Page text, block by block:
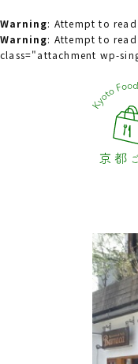
Warning: Attempt to
Warning: Attempt to
class="attachment wp-